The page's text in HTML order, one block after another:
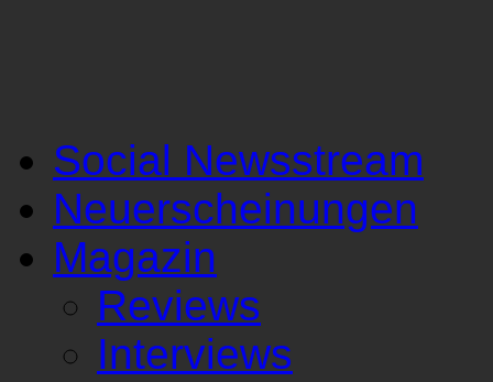
Social Newsstream
Neuerscheinungen
Magazin
Reviews
Interviews